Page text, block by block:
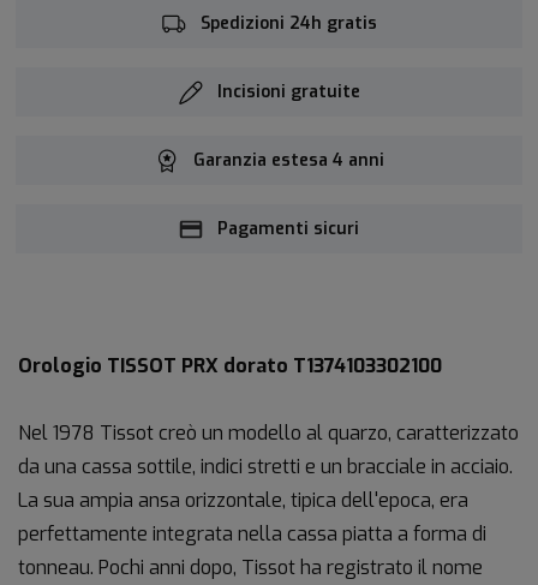
Spedizioni 24h gratis
Incisioni gratuite
Garanzia estesa 4 anni
Pagamenti sicuri
Orologio TISSOT PRX dorato T1374103302100
Nel 1978 Tissot creò un modello al quarzo, caratterizzato
da una cassa sottile, indici stretti e un bracciale in acciaio.
La sua ampia ansa orizzontale, tipica dell'epoca, era
perfettamente integrata nella cassa piatta a forma di
tonneau. Pochi anni dopo, Tissot ha registrato il nome